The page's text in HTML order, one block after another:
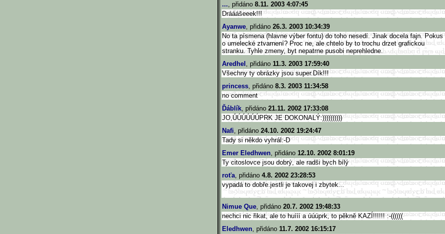
..., přidáno 8.11. 2003 4:07:45
Drááášeeek!!!
Ayanwe, přidáno 26.3. 2003 10:34:39
No ta písmena (hlavne výber fontu) do toho nesedí. Jinak docela fajn. Pokus
o umelecké ztvarnení? Proc ne, ale chtelo by to trochu drzet grafickou
stranku. Tyhle zmeny, byt nepatrne pusobi neprehledne.
Aredhel , přidáno 11.3. 2003 17:59:40
Všechny ty obrázky jsou super.Dík!!!
princess, přidáno 8.3. 2003 11:34:58
no comment
Ďáblík, přidáno 21.11. 2002 17:33:08
JO,ÚÚÚÚÚÚPRK JE DOKONALÝ:))))))))))
Nafi, přidáno 24.10. 2002 19:24:47
Tady si někdo vyhrál:-D
Emer Eledhwen, přidáno 12.10. 2002 8:01:19
Ty citoslovce jsou dobrý, ale radši bych bílý
roťa, přidáno 4.8. 2002 23:28:53
vypadá to dobře.jestli je takovej i zbytek...
Nimue Que, přidáno 20.7. 2002 19:48:33
nechci nic řikat, ale to huííí a úúúprk, to pěkně KAZÍ!!!!!! :-((((((
Eledhwen, přidáno 11.7. 2002 16:15:17